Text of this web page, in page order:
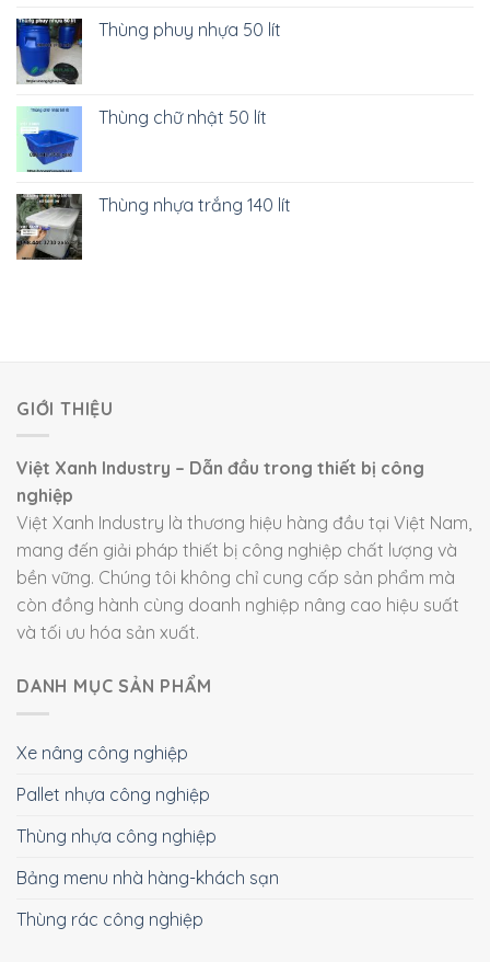
Thùng phuy nhựa 50 lít
Thùng chữ nhật 50 lít
Thùng nhựa trắng 140 lít
GIỚI THIỆU
Việt Xanh Industry – Dẫn đầu trong thiết bị công
nghiệp
Việt Xanh Industry là thương hiệu hàng đầu tại Việt Nam,
mang đến giải pháp thiết bị công nghiệp chất lượng và
bền vững. Chúng tôi không chỉ cung cấp sản phẩm mà
còn đồng hành cùng doanh nghiệp nâng cao hiệu suất
và tối ưu hóa sản xuất.
DANH MỤC SẢN PHẨM
Xe nâng công nghiệp
Pallet nhựa công nghiệp
Thùng nhựa công nghiệp
Bảng menu nhà hàng-khách sạn
Thùng rác công nghiệp